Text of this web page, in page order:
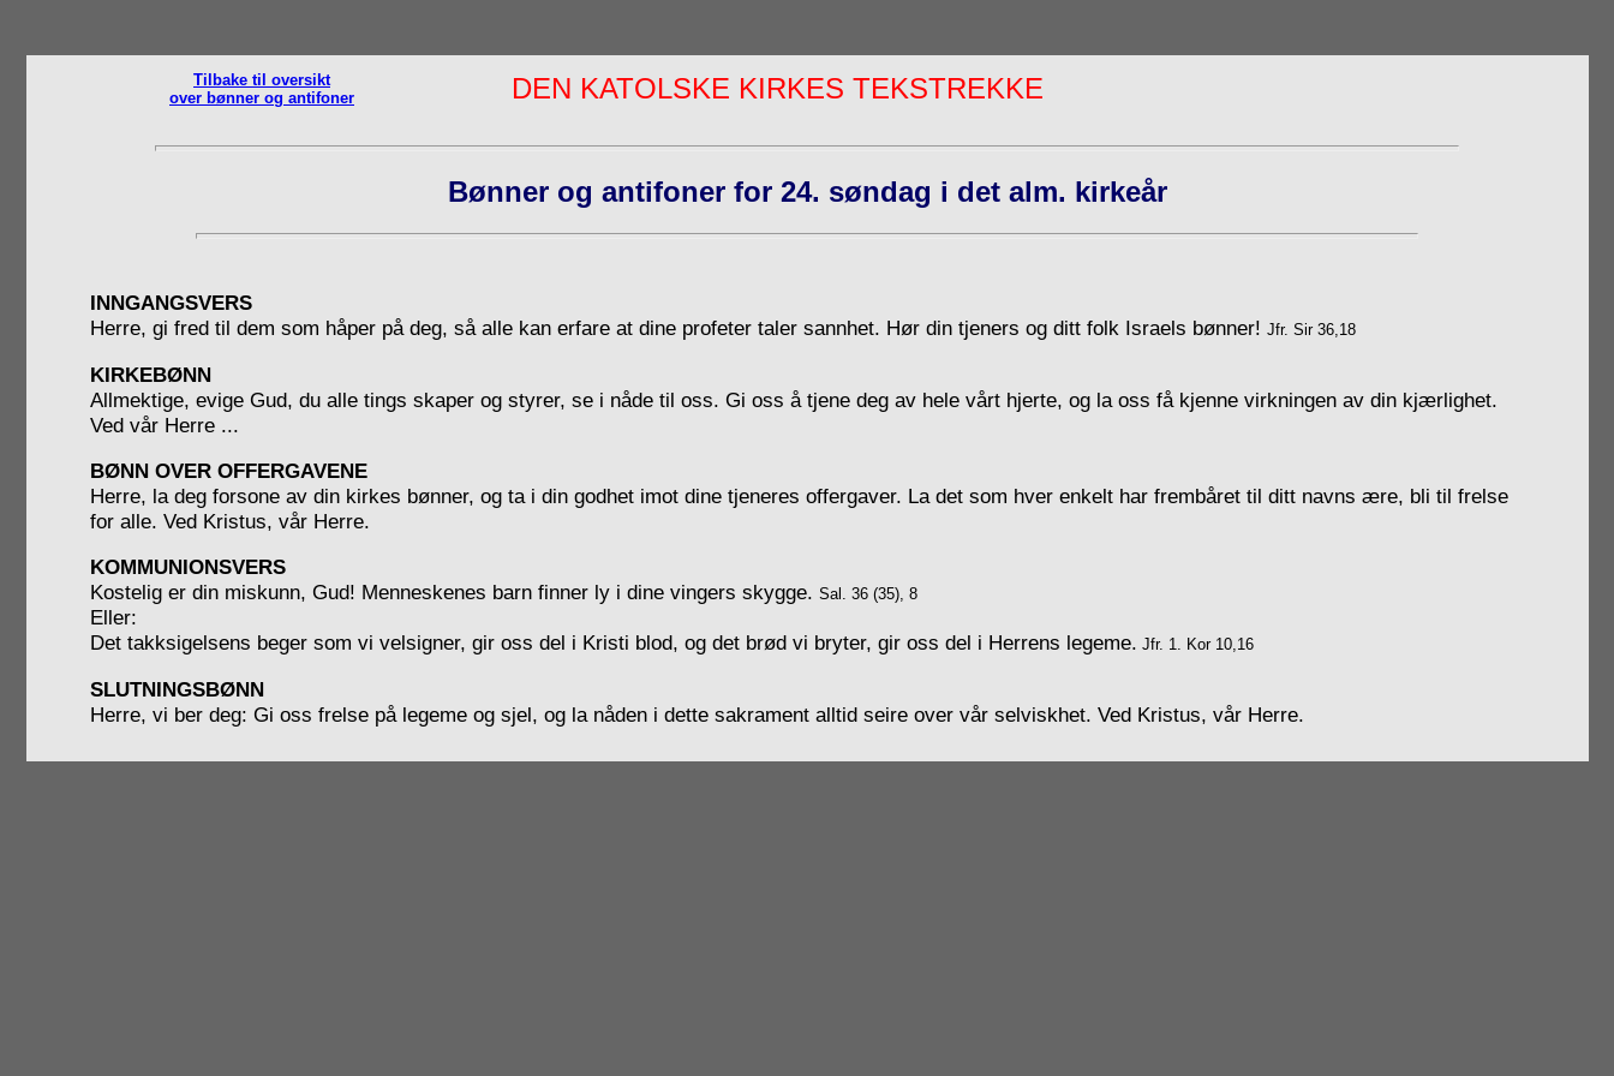
Tilbake til oversikt
over bønner og antifoner
DEN KATOLSKE KIRKES TEKSTREKKE
Bønner og antifoner for 24. søndag i det alm. kirkeår
INNGANGSVERS
Herre, gi fred til dem som håper på deg, så alle kan erfare at dine profeter taler sannhet. Hør din tjeners og ditt folk Israels bønner! Jfr. Sir 36,18
KIRKEBØNN
Allmektige, evige Gud, du alle tings skaper og styrer, se i nåde til oss. Gi oss å tjene deg av hele vårt hjerte, og la oss få kjenne virkningen av din kjærlighet.
Ved vår Herre ...
BØNN OVER OFFERGAVENE
Herre, la deg forsone av din kirkes bønner, og ta i din godhet imot dine tjeneres offergaver. La det som hver enkelt har frembåret til ditt navns ære, bli til frelse
for alle. Ved Kristus, vår Herre.
KOMMUNIONSVERS
Kostelig er din miskunn, Gud! Menneskenes barn finner ly i dine vingers skygge. Sal. 36 (35), 8
Eller:
Det takksigelsens beger som vi velsigner, gir oss del i Kristi blod, og det brød vi bryter, gir oss del i Herrens legeme. Jfr. 1. Kor 10,16
SLUTNINGSBØNN
Herre, vi ber deg: Gi oss frelse på legeme og sjel, og la nåden i dette sakrament alltid seire over vår selviskhet. Ved Kristus, vår Herre.